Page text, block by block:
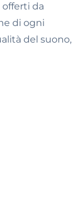
da
di ogni
del suono,